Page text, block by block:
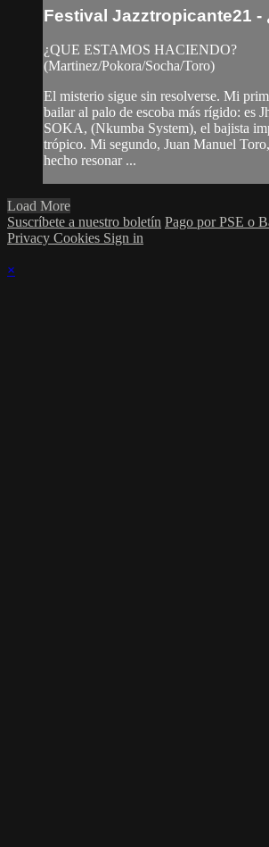
Festival Jazztropicante21 -
¿QUE ESTAMOS HACIENDO?
(Martinez/Pokora/Socha/Toro)
El misterio sigue sin resolverse. Mi
bailar al palo de escoba más rígido: es
SOKA, (Nkumba System), el bajista
trópico. Mi segundo, Juan Manuel
hecho resonar ...
Load More
Suscríbete a nuestro boletín Pago por PSE o
Privacy Cookies Sign in
×